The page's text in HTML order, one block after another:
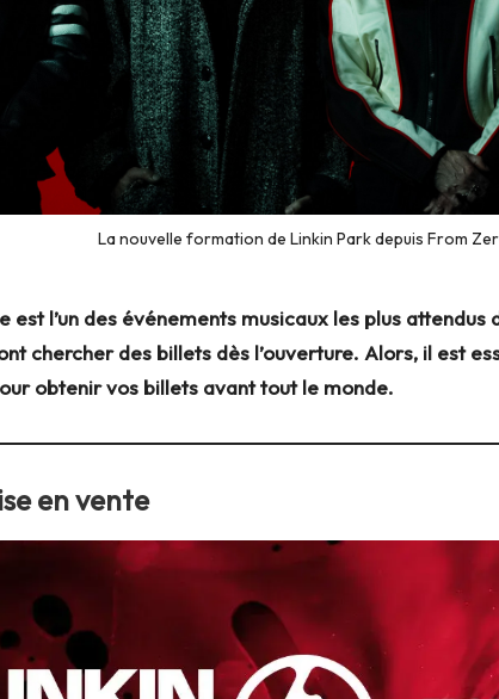
La nouvelle formation de Linkin Park depuis From
est l’un des événements musicaux les plus
chercher des billets dès l’ouverture. Alors, il est
obtenir vos billets avant tout le monde.
en vente